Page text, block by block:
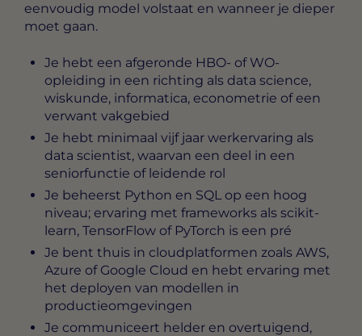
eenvoudig model volstaat en wanneer je dieper
moet gaan.
Je hebt een afgeronde HBO- of WO-
opleiding in een richting als data science,
wiskunde, informatica, econometrie of een
verwant vakgebied
Je hebt minimaal vijf jaar werkervaring als
data scientist, waarvan een deel in een
seniorfunctie of leidende rol
Je beheerst Python en SQL op een hoog
niveau; ervaring met frameworks als scikit-
learn, TensorFlow of PyTorch is een pré
Je bent thuis in cloudplatformen zoals AWS,
Azure of Google Cloud en hebt ervaring met
het deployen van modellen in
productieomgevingen
Je communiceert helder en overtuigend,